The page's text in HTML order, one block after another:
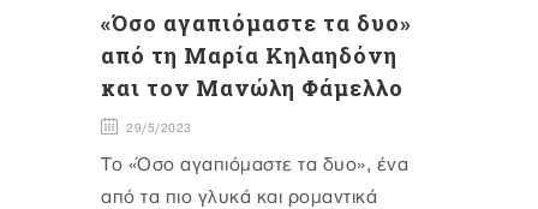
«Όσο αγαπιόμαστε τα δυο»
από τη Μαρία Κηλαηδόνη
και τον Μανώλη Φάμελλο
29/5/2023
Το «Όσο αγαπιόμαστε τα δυο», ένα
από τα πιο γλυκά και ρομαντικά